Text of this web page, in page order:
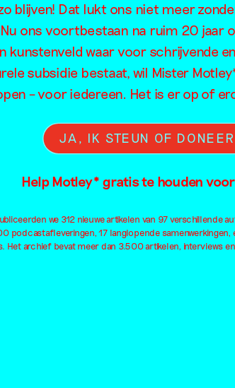
blijven! Dat lukt ons niet meer
ons voortbestaan na ruim 20 jaar
kunstenveld waar voor schrijvende
subsidie bestaat, wil Mister
– voor iedereen. Het is er op of
JA, IK STEUN OF
Help Motley* gratis te houden
we 312 nieuwe artikelen van 97 verschillende
podcastafleveringen, 17 langlopende samenwerkingen,
Het archief bevat meer dan 3.500 artikelen, interviews
ter